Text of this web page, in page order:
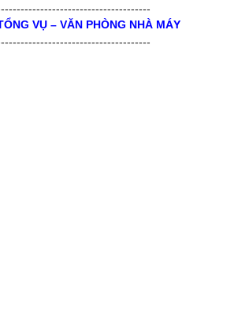
VỤ – VĂN PHÒNG NHÀ MÁY